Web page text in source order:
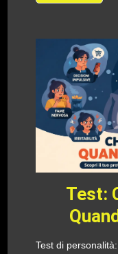
Test:
Test di